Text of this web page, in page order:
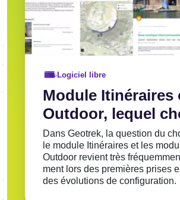
Module Itiné­raires
Outdoor, lequel
Logiciel libre
Dans Geotrek, la ques­tion du
le module Itiné­raires et les
Outdoor revient très
ment lors des premières prises
des évolu­tions de confi­gu­ra­tion.